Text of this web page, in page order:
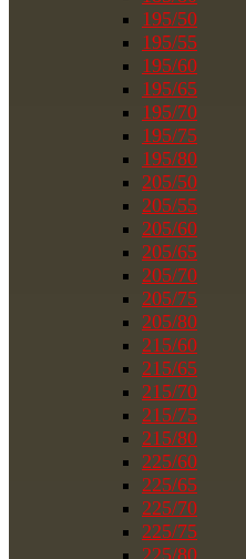
195/50
195/55
195/60
195/65
195/70
195/75
195/80
205/50
205/55
205/60
205/65
205/70
205/75
205/80
215/60
215/65
215/70
215/75
215/80
225/60
225/65
225/70
225/75
225/80